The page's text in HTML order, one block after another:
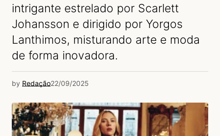
intrigante estrelado por Scarlett
Johansson e dirigido por Yorgos
Lanthimos, misturando arte e moda
de forma inovadora.
by Redação22/09/2025